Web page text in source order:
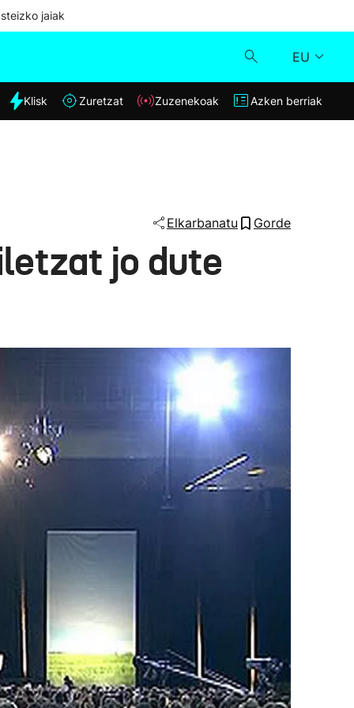
jaiak
EU
Klisk
Klisk Zuretzat Zuzenekoak Azken berriak
Elkarbanatu Gorde
jo dute